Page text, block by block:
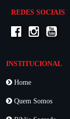
REDES SOCIAIS
INSTITUCIONAL
Home
Quem Somos